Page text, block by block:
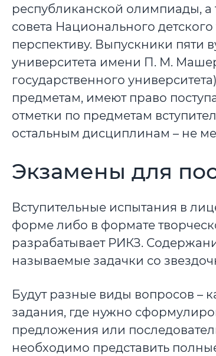
республиканской олимпиады,
совета Национального
перспективу. Выпускники пяти
университета имени П. М.
государственного
предметам, имеют право
отметки по предметам
остальным дисциплинам – не
Экзамены для
Вступительные испытания в
форме либо в формате
разрабатывает РИКЗ.
называемые задачки со
Будут разные виды вопросов –
задания, где нужно
предложения или
необходимо представить